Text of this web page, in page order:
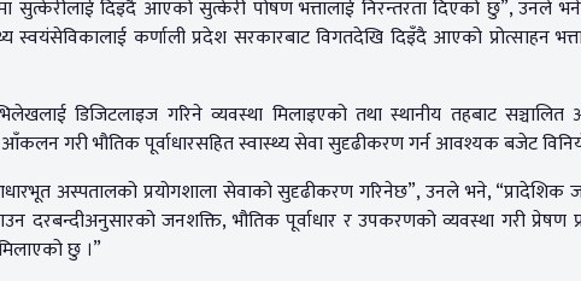
सुत्केरीलाई दिइँदै आएको सुत्केरी पोषण भत्तालाई निरन्तरता दिएको छु”, उनले भने,
स्वयंसेविकालाई कर्णाली प्रदेश सरकारबाट विगतदेखि दिइँदै आएको प्रोत्साहन
डिजिटलाइज गरिने व्यवस्था मिलाइएको तथा स्थानीय तहबाट सञ्चालित
गरी भौतिक पूर्वाधारसहित स्वास्थ्य सेवा सुदृढीकरण गर्न आवश्यक बजेट
अस्पतालको प्रयोगशाला सेवाको सुदृढीकरण गरिनेछ”, उनले भने, “प्रादेशिक
दरबन्दीअनुसारको जनशक्ति, भौतिक पूर्वाधार र उपकरणको व्यवस्था गरी प्रेषण
छु ।”